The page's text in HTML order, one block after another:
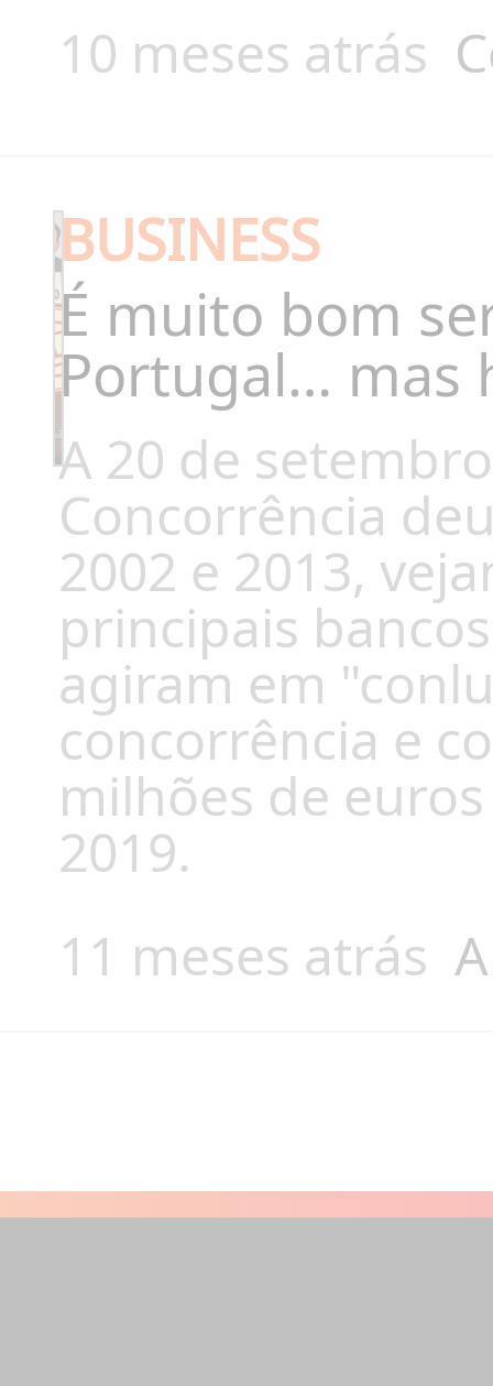
10 meses atrás
BUSINESS
É muito bom
Portugal… mas
A 20 de
Concorrência
2002 e 2013,
principais
agiram em
concorrência e
milhões de
2019.
11 meses atrás